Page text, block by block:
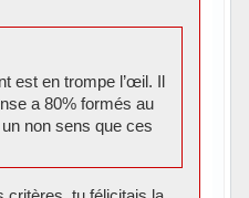
est en trompe l’œil. Il
a 80% formés au
non sens que ces